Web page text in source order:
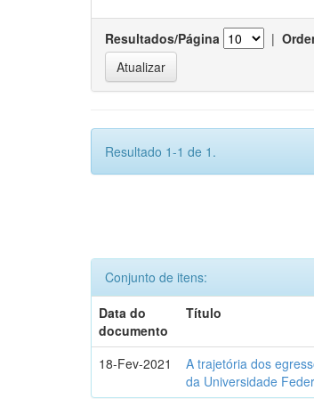
Resultados/Página |
Resultado 1-1 de 1.
Conjunto de itens:
Data do
documento
Título
18-Fev-2021
A trajetória dos
da Universidade